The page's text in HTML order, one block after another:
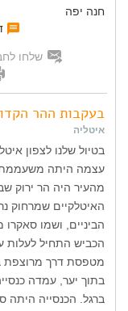
חנה יפה
שלחו
בעקבות ההר
איטליה
עצמה היתה משעממת,
מהעיר היה הר ירוק
האיטלקיים שמרחוק
הכביש התחיל לעלות
מטפסת דרך מרוצפת
בתוך יער, עמדה
ברגל. הכנסייה היתה